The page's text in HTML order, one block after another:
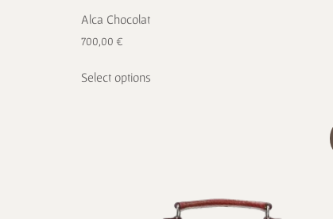
Alca Chocolat
700,00 €
Select options